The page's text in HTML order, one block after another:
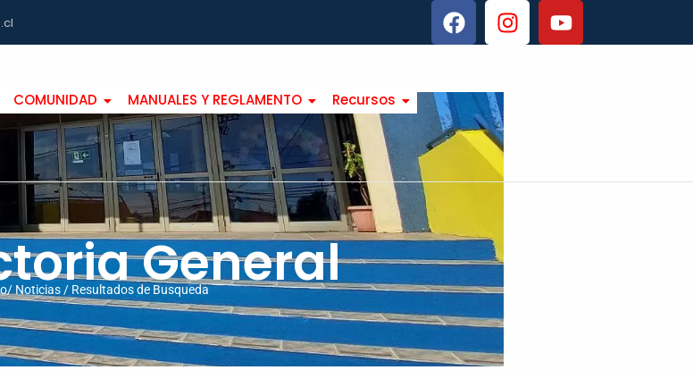
COMUNIDAD MANUALES Y REGLAMENTO Recursos
General
Noticias / Resultados de Busqueda